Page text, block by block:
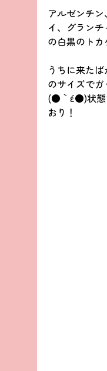
アルゼンチ
イ、グラン
の白黒のトカ
うちに来た
のサイズで
(●｀ε´●)状
おり！